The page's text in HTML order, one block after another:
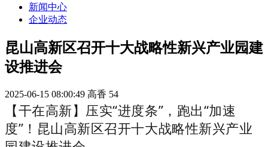
新闻中心
企业动态
昆山高新区召开十大战略性新兴产业园建
设推进会
2025-06-15 08:00:49 高香 54
【干在高新】压实“进度条”，跑出“加速
度”！昆山高新区召开十大战略性新兴产业